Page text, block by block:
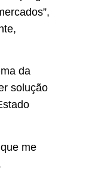
da
solução
me